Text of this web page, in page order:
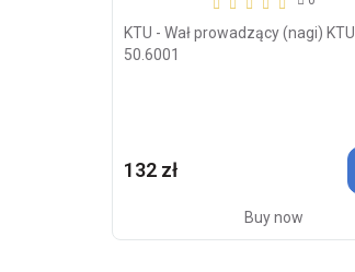
KTU - Wał prowadzący (nagi) KTU
50.6001
132 zł
Buy now